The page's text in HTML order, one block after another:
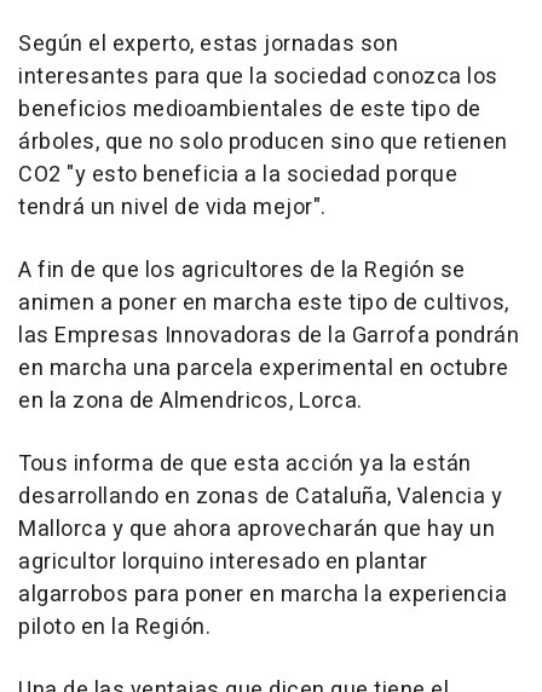
Según el experto, estas jornadas son
interesantes para que la sociedad conozca los
beneficios medioambientales de este tipo de
árboles, que no solo producen sino que retienen
CO2 "y esto beneficia a la sociedad porque
tendrá un nivel de vida mejor".
A fin de que los agricultores de la Región se
animen a poner en marcha este tipo de cultivos,
las Empresas Innovadoras de la Garrofa pondrán
en marcha una parcela experimental en octubre
en la zona de Almendricos, Lorca.
Tous informa de que esta acción ya la están
desarrollando en zonas de Cataluña, Valencia y
Mallorca y que ahora aprovecharán que hay un
agricultor lorquino interesado en plantar
algarrobos para poner en marcha la experiencia
piloto en la Región.